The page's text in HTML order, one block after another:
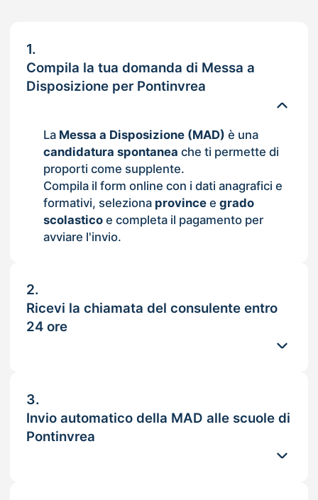
1.
Compila la tua domanda di Messa a
Disposizione per Pontinvrea
La Messa a Disposizione (MAD) è una
candidatura spontanea che ti permette di
proporti come supplente.
Compila il form online con i dati anagrafici e
formativi, seleziona provincee grado
scolasticoe completa il pagamento per
avviare l'invio.
2.
Ricevi la chiamata del consulente entro
24 ore
3.
Invio automatico della MAD alle scuole di
Pontinvrea